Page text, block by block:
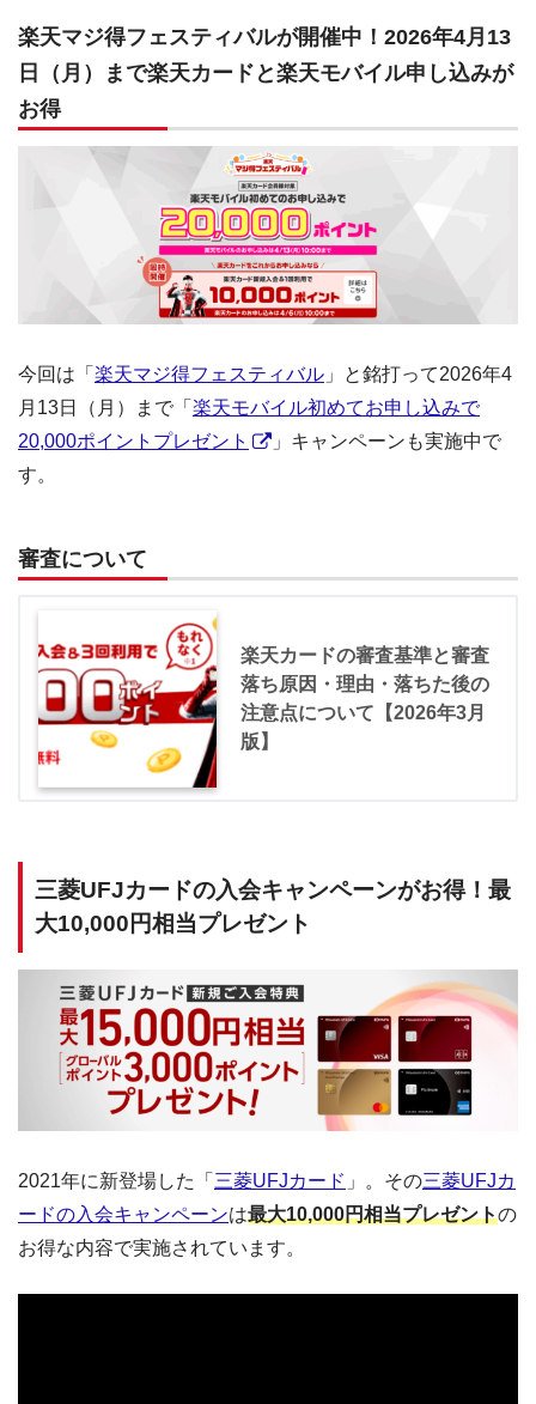
楽天マジ得フェスティバルが開催中！2026年4月13
日（月）まで楽天カードと楽天モバイル申し込みが
お得
今回は「 楽天マジ得フェスティバル 」と銘打って2026年4
月13日（月）まで「 楽天モバイル初めてお申し込みで
20,000ポイントプレゼント
」キャンペーンも実施中で
す。
審査について
楽天カードの審査基準と審査
落ち原因・理由・落ちた後の
注意点について【2026年3月
版】
三菱UFJカードの入会キャンペーンがお得！最
大10,000円相当プレゼント
2021年に新登場した「 三菱UFJカード 」。その三菱UFJカ
ードの入会キャンペーンは最大10,000円相当プレゼントの
お得な内容で実施されています。